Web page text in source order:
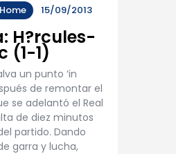
Home 15/09/2013
H?rcules-
(1-1)
un punto ‘in
de remontar el
se adelantó el Real
de diez minutos
partido. Dando
garra y lucha,